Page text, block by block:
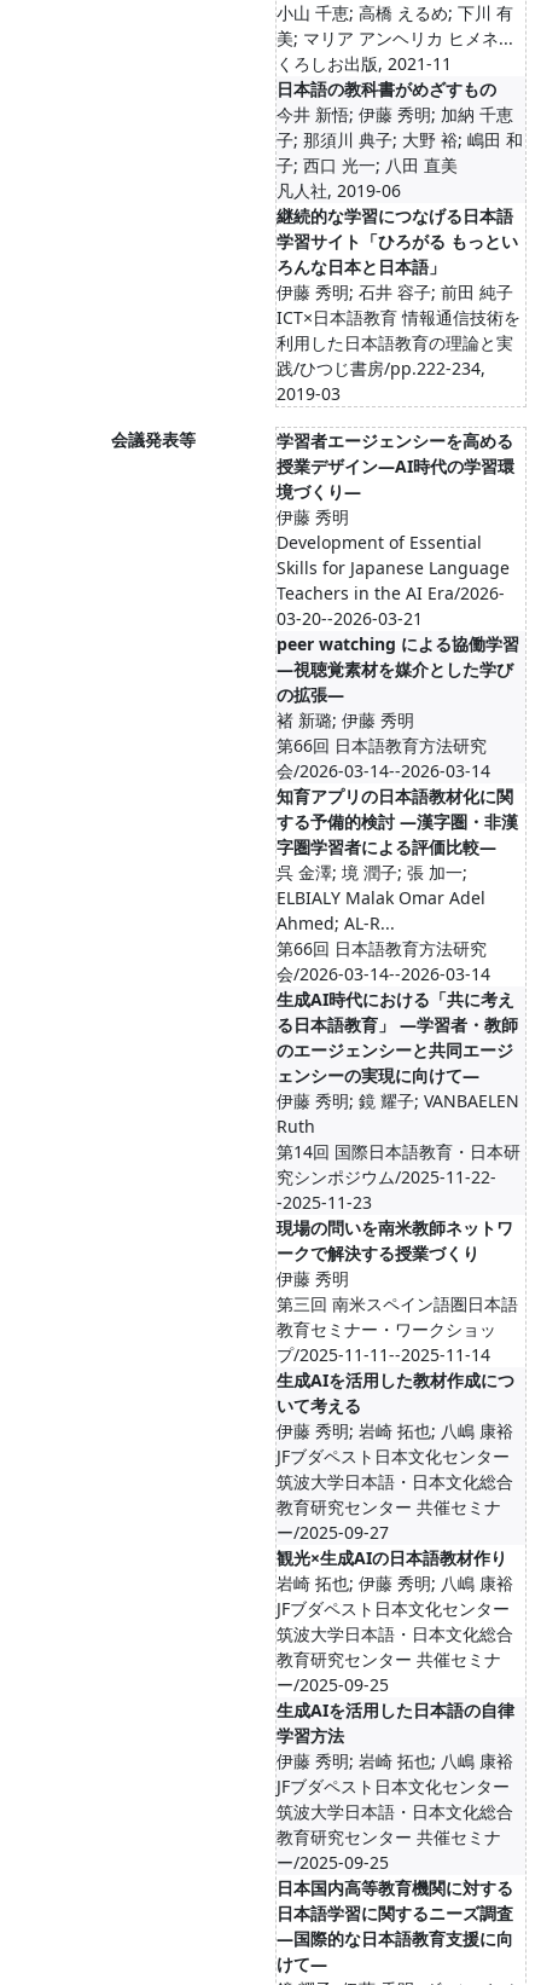
小山 千恵; 高橋 えるめ; 下川 有
美; マリア アンヘリカ ヒメネ...
くろしお出版, 2021-11
日本語の教科書がめざすもの
今井 新悟; 伊藤 秀明; 加納 千恵
子; 那須川 典子; 大野 裕; 嶋田 和
子; 西口 光一; 八田 直美
凡人社, 2019-06
継続的な学習につなげる日本語
学習サイト「ひろがる もっとい
ろんな日本と日本語」
伊藤 秀明; 石井 容子; 前田 純子
ICT×日本語教育 情報通信技術を
利用した日本語教育の理論と実
践/ひつじ書房/pp.222-234,
2019-03
会議発表等
学習者エージェンシーを高める
授業デザイン—AI時代の学習環
境づくり—
伊藤 秀明
Development of Essential
Skills for Japanese Language
Teachers in the AI Era/2026-
03-20--2026-03-21
peer watching による協働学習
―視聴覚素材を媒介とした学び
の拡張―
褚 新璐; 伊藤 秀明
第66回 日本語教育方法研究
会/2026-03-14--2026-03-14
知育アプリの日本語教材化に関
する予備的検討 ―漢字圏・非漢
字圏学習者による評価比較―
呉 金澤; 境 潤子; 張 加一;
ELBIALY Malak Omar Adel
Ahmed; AL-R...
第66回 日本語教育方法研究
会/2026-03-14--2026-03-14
生成AI時代における「共に考え
る日本語教育」 ―学習者・教師
のエージェンシーと共同エージ
ェンシーの実現に向けて―
伊藤 秀明; 鏡 耀子; VANBAELEN
Ruth
第14回 国際日本語教育・日本研
究シンポジウム/2025-11-22-
-2025-11-23
現場の問いを南米教師ネットワ
ークで解決する授業づくり
伊藤 秀明
第三回 南米スペイン語圏日本語
教育セミナー・ワークショッ
プ/2025-11-11--2025-11-14
生成AIを活用した教材作成につ
いて考える
伊藤 秀明; 岩崎 拓也; 八嶋 康裕
JFブダペスト日本文化センター
筑波大学日本語・日本文化総合
教育研究センター 共催セミナ
ー/2025-09-27
観光×生成AIの日本語教材作り
岩崎 拓也; 伊藤 秀明; 八嶋 康裕
JFブダペスト日本文化センター
筑波大学日本語・日本文化総合
教育研究センター 共催セミナ
ー/2025-09-25
生成AIを活用した日本語の自律
学習方法
伊藤 秀明; 岩崎 拓也; 八嶋 康裕
JFブダペスト日本文化センター
筑波大学日本語・日本文化総合
教育研究センター 共催セミナ
ー/2025-09-25
日本国内高等教育機関に対する
日本語学習に関するニーズ調査
―国際的な日本語教育支援に向
けて―